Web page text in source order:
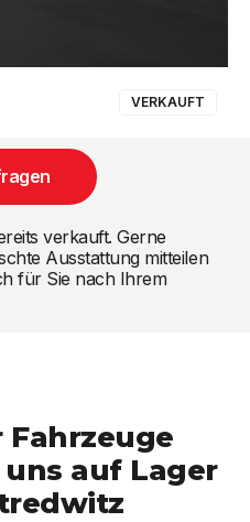
VERKAUFT
verkauft. Gerne
Ausstattung mitteilen
für Sie nach Ihrem
Fahrzeuge
auf Lager